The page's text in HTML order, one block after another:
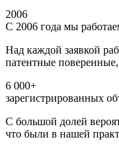
2006
С 2006 года мы
Над каждой заявкой
патентные
6 000+
зарегистрированных
С большой долей
что были в нашей